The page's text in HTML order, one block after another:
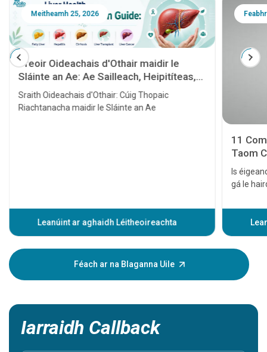
Meitheamh 25, 2026
Treoir Oideachais d'Othair maidir le
Sláinte an Ae: Ae Sailleach, Heipitíteas,
Cioróis, Trasphlandú Ae agus Ailse Ae
Sraith Oideachais d'Othair: Cúig Thopaic
Riachtanacha maidir le Sláinte an Ae
Leanúint ar aghaidh Léitheoireachta
11
Taom
Is
gá le
bheith
tráthúil
airíonna
fanacht
Féach ar na Blaganna Uile
Iarraidh Callback